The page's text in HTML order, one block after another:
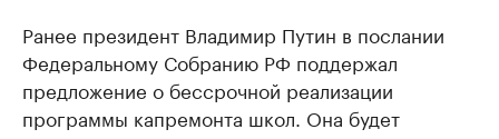
Ранее президент Владимир Путин в послании
Федеральному Собранию РФ поддержал
предложение о бессрочной реализации
программы капремонта школ. Она будет